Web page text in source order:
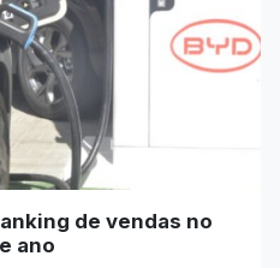
de vendas no
ano